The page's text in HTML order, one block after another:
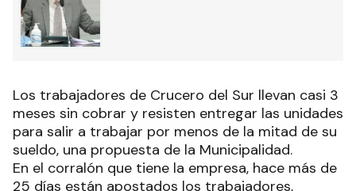
Los trabajadores de Crucero del Sur llevan casi 3
meses sin cobrar y resisten entregar las unidades
para salir a trabajar por menos de la mitad de su
sueldo, una propuesta de la Municipalidad.
En el corralón que tiene la empresa, hace más de
25 días están apostados los trabajadores,